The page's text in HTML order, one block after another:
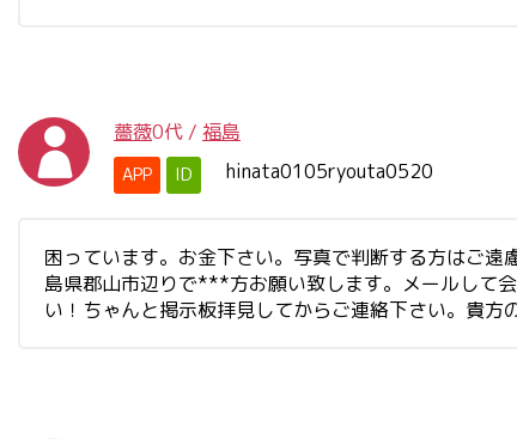
薔薇0代 / 福島
APP ID hinata0105ryouta0520
困っています。お金下さい。写真で判断する方はご
島県郡山市辺りで***方お願い致します。メールして
い！ちゃんと掲示板拝見してからご連絡下さい。貴方